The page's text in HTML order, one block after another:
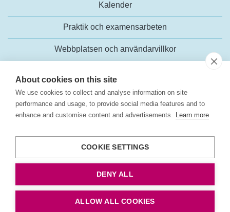
About cookies on this site
We use cookies to collect and analyse information on site
performance and usage, to provide social media features and to
enhance and customise content and advertisements. Learn more
COOKIE SETTINGS
DENY ALL
ALLOW ALL COOKIES
Kalender
Praktik och examensarbeten
Webbplatsen och användarvillkor
Rosenlundsgatan 54
118 63 Stockholm
+46 (0)10-414 42 00